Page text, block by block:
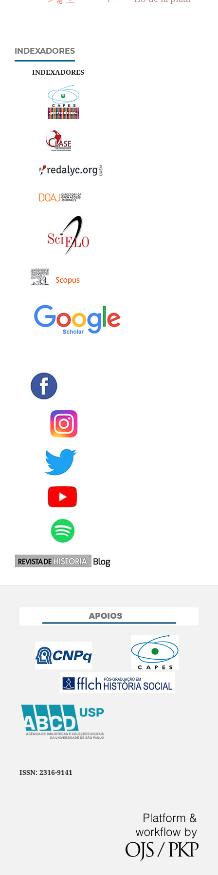
INDEXADORES
INDEXADORES
ISSN: 2316-9141